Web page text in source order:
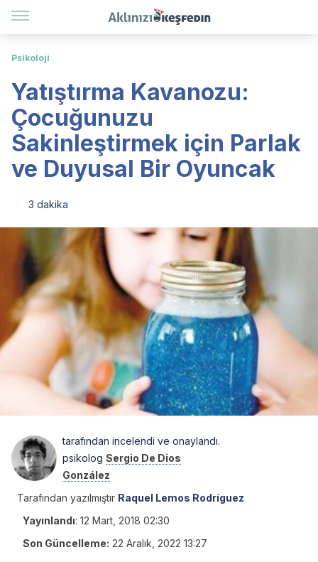
Psikoloji
Yatıştırma Kavanozu:
Çocuğunuzu
Sakinleştirmek için Parlak
ve Duyusal Bir Oyuncak
3 dakika
tarafından incelendi ve onaylandı.
psikolog Sergio De Dios
González
Tarafından yazılmıştır Raquel Lemos Rodríguez
Yayınlandı: 12 Mart, 2018 02:30
Son Güncelleme: 22 Aralık, 2022 13:27